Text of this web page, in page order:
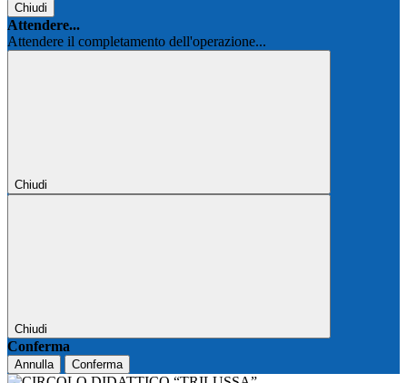
Chiudi
Attendere...
Attendere il completamento dell'operazione...
Chiudi
Chiudi
Conferma
Annulla Conferma